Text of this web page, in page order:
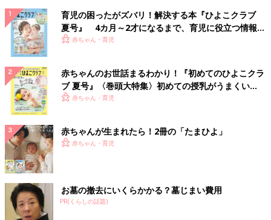
ってチアノーゼを起こしたり、最悪の場合は窒息することもある
ので、注意が必要です。
赤ちゃんのクループ症候群 治療＆ホームケア
特有のせきが出たら、すぐに受診してください。
ステロイド薬や血管収縮薬でのどの炎症を鎮めます。
細菌の二次感染予防のため抗菌薬を併用することもあり、呼吸困
家庭では水分をこまめに飲ませて脱水症状を防いだり、加湿器な
どを使って保湿に気を配りましょう。たて抱きにするとせきが楽
になります。ときには急に悪化することもあるので、特有のせき
が出たら、夜間でも受診を。
代表的な薬
育児の困ったがズバリ！解決する本『ひよこクラブ
夏号』 4カ月～2才になるまで、育児に役立つ情報が
いっぱい！
赤ちゃん・育児
赤ちゃんのお世話まるわかり！『初めてのひよこクラ
ブ 夏号』〈巻頭大特集〉初めての授乳がうまくい
く！ おっぱい・ミルクの基本と夏のトラブル 解決テ
赤ちゃん・育児
赤ちゃんが生まれたら！2冊の「たまひよ」
赤ちゃん・育児
お墓の撤去にいくらかかる？墓じまい費用
PR(くらしの話題)